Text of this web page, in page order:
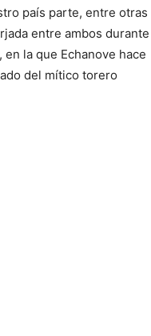
país parte, entre otras
entre ambos durante
la que Echanove hace
del mítico torero